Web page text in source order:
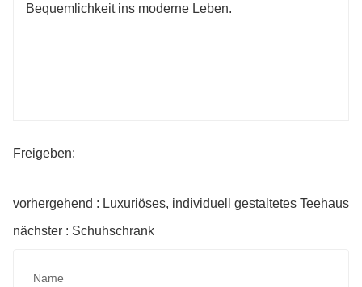
Bequemlichkeit ins moderne Leben.
Freigeben:
vorhergehend : Luxuriöses, individuell gestaltetes Teehaus
nächster : Schuhschrank
Name